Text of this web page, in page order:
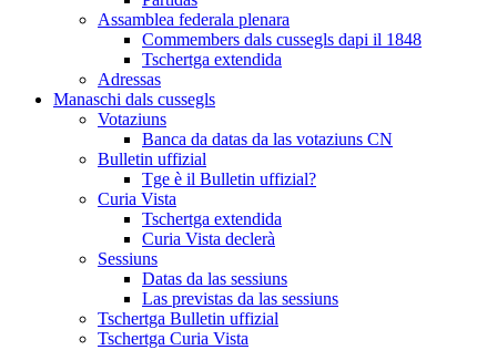
Assamblea federala plenara
Commembers dals cussegls dapi il 1848
Tschertga extendida
Adressas
Manaschi dals cussegls
Votaziuns
Banca da datas da las votaziuns CN
Bulletin uffizial
Tge è il Bulletin uffizial?
Curia Vista
Tschertga extendida
Curia Vista declerà
Sessiuns
Datas da las sessiuns
Las previstas da las sessiuns
Tschertga Bulletin uffizial
Tschertga Curia Vista